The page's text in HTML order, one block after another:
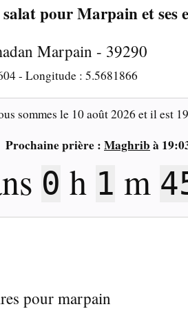
salat pour Marpain et ses
Marpain - 39290
- Longitude : 5.5681866
sommes le 10 août 2026 et il est
Prochaine prière : Maghrib à
0 h 1 m
pour marpain